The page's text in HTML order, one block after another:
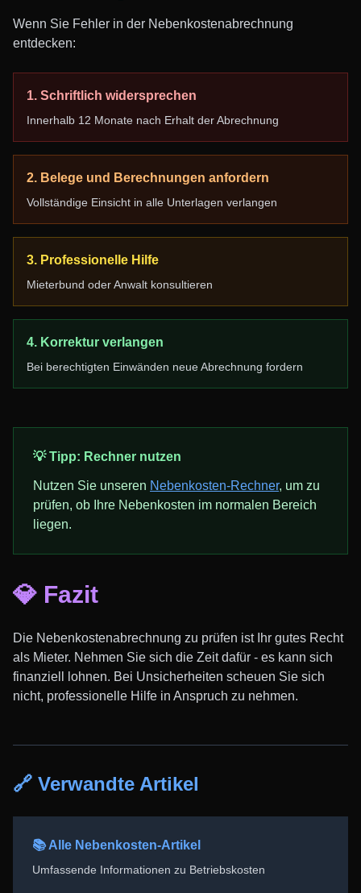
Wenn Sie Fehler in der Nebenkostenabrechnung
entdecken:
1. Schriftlich widersprechen
Innerhalb 12 Monate nach Erhalt der Abrechnung
2. Belege und Berechnungen anfordern
Vollständige Einsicht in alle Unterlagen verlangen
3. Professionelle Hilfe
Mieterbund oder Anwalt konsultieren
4. Korrektur verlangen
Bei berechtigten Einwänden neue Abrechnung fordern
💡 Tipp: Rechner nutzen
Nutzen Sie unseren Nebenkosten-Rechner, um zu
prüfen, ob Ihre Nebenkosten im normalen Bereich
liegen.
💎 Fazit
Die Nebenkostenabrechnung zu prüfen ist Ihr gutes Recht
als Mieter. Nehmen Sie sich die Zeit dafür - es kann sich
finanziell lohnen. Bei Unsicherheiten scheuen Sie sich
nicht, professionelle Hilfe in Anspruch zu nehmen.
🔗 Verwandte Artikel
📚 Alle Nebenkosten-Artikel
Umfassende Informationen zu Betriebskosten